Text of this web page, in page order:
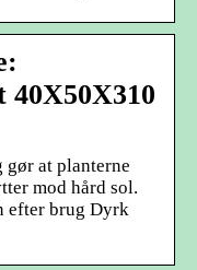
gør at planterne
mod hård sol.
efter brug Dyrk